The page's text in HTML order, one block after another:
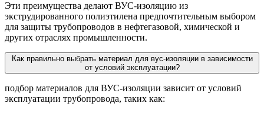
Эти преимущества делают ВУС-изоляцию из
экструдированного полиэтилена предпочтительным выбором
для защиты трубопроводов в нефтегазовой, химической и
других отраслях промышленности.
Как правильно выбрать материал для вус-изоляции в зависимости
от условий эксплуатации?
подбор материалов для ВУС-изоляции зависит от условий
эксплуатации трубопровода, таких как: